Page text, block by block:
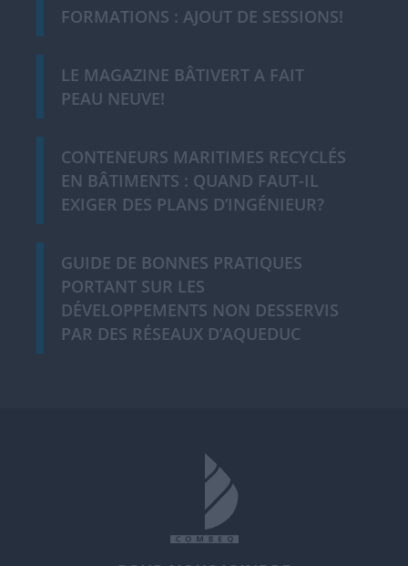
FORMATIONS : AJOUT DE SESSIONS!
LE MAGAZINE BÂTIVERT A FAIT
PEAU NEUVE!
CONTENEURS MARITIMES RECYCLÉS
EN BÂTIMENTS : QUAND FAUT-IL
EXIGER DES PLANS D’INGÉNIEUR?
GUIDE DE BONNES PRATIQUES
PORTANT SUR LES
DÉVELOPPEMENTS NON DESSERVIS
PAR DES RÉSEAUX D’AQUEDUC